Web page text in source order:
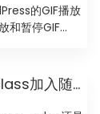
的GIF播放
和暂停GIF...
入随即字符